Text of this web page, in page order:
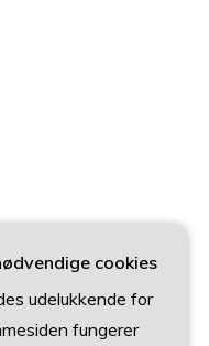
cookies
udelukkende for
fungerer